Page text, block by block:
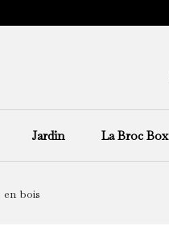
Jardin La Broc Box
bois